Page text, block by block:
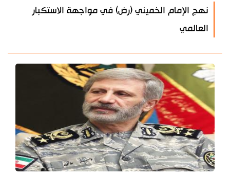
نهج الإمام الخميني (رض) في مواجهة الاستكبار
العالمي